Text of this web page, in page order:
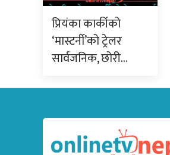
प्रियंका कार्कीको
‘मास्टर्नी’को ट्रेलर
सार्वजनिक, छोरी…